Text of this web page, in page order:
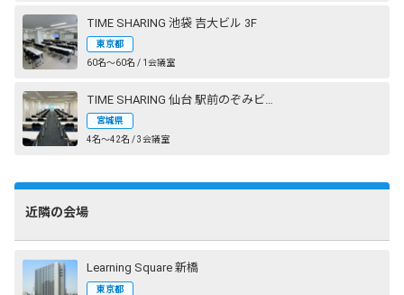
TIME SHARING 池袋 吉大ビル 3F
東京都
60名〜60名 / 1会議室
TIME SHARING 仙台 駅前のぞみビル
宮城県
4名〜42名 / 3会議室
近隣の会場
Learning Square 新橋
東京都